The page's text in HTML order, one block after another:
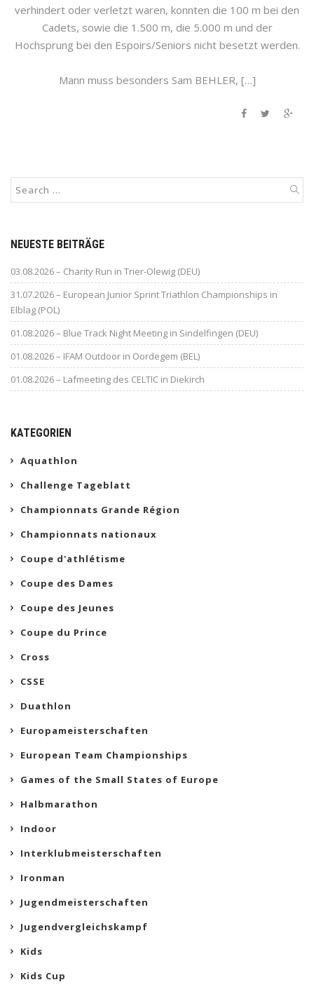
verhindert oder verletzt waren, konnten die 100 m bei den
Cadets, sowie die 1.500 m, die 5.000 m und der
Hochsprung bei den Espoirs/Seniors nicht besetzt werden.
Mann muss besonders Sam BEHLER, […]
NEUESTE BEITRÄGE
03.08.2026 – Charity Run in Trier-Olewig (DEU)
31.07.2026 – European Junior Sprint Triathlon Championships in
Elblag (POL)
01.08.2026 – Blue Track Night Meeting in Sindelfingen (DEU)
01.08.2026 – IFAM Outdoor in Oordegem (BEL)
01.08.2026 – Lafmeeting des CELTIC in Diekirch
KATEGORIEN
Aquathlon
Challenge Tageblatt
Championnats Grande Région
Championnats nationaux
Coupe d'athlétisme
Coupe des Dames
Coupe des Jeunes
Coupe du Prince
Cross
CSSE
Duathlon
Europameisterschaften
European Team Championships
Games of the Small States of Europe
Halbmarathon
Indoor
Interklubmeisterschaften
Ironman
Jugendmeisterschaften
Jugendvergleichskampf
Kids
Kids Cup